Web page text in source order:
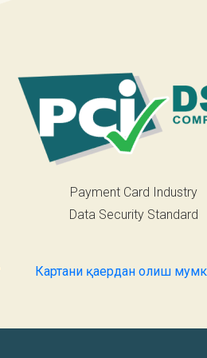
Payment Card Industry
Data Security Standard
Картани қаердан олиш